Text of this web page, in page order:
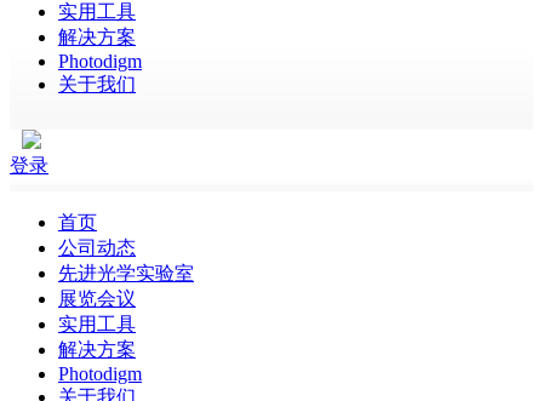
实用工具
解决方案
Photodigm
关于我们
登录
首页
公司动态
先进光学实验室
展览会议
实用工具
解决方案
Photodigm
关于我们